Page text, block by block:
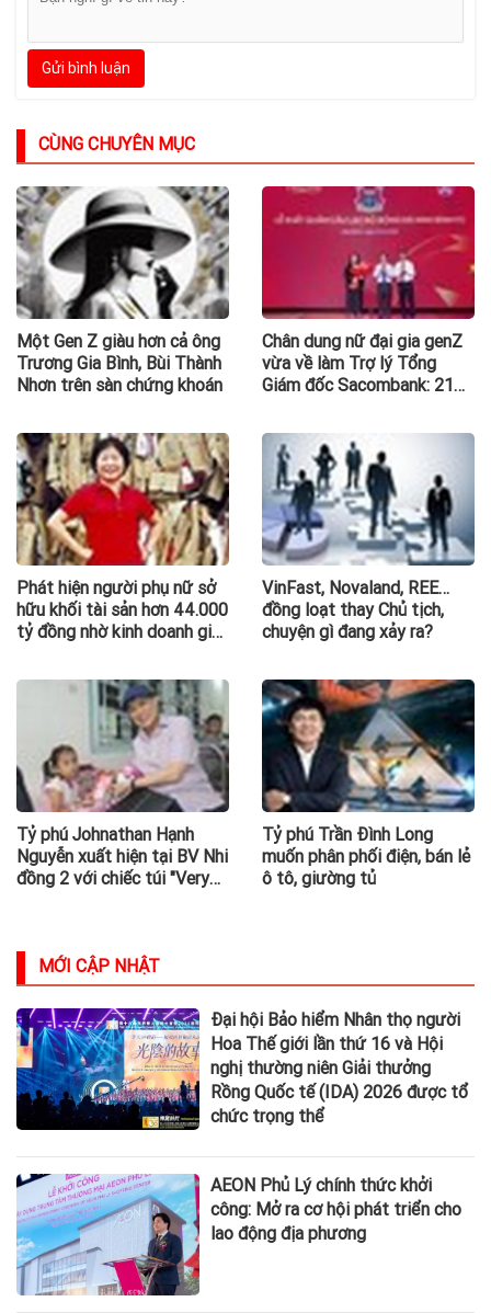
Gửi bình luận
CÙNG CHUYÊN MỤC
Một Gen Z giàu hơn cả ông
Trương Gia Bình, Bùi Thành
Nhơn trên sàn chứng khoán
Chân dung nữ đại gia genZ
vừa về làm Trợ lý Tổng
Giám đốc Sacombank: 21
doanh nghiệp hàng không
vũ trụ, nắm giữ khối tài sản
hàng nghìn tỷ
Phát hiện người phụ nữ sở
hữu khối tài sản hơn 44.000
tỷ đồng nhờ kinh doanh giấy
VinFast, Novaland, REE…
đồng loạt thay Chủ tịch,
chuyện gì đang xảy ra?
Tỷ phú Johnathan Hạnh
Nguyễn xuất hiện tại BV Nhi
đồng 2 với chiếc túi "Very
Tỷ phú Trần Đình Long
muốn phân phối điện, bán lẻ
ô tô, giường tủ
MỚI CẬP NHẬT
Đại hội Bảo hiểm Nhân thọ người
Hoa Thế giới lần thứ 16 và Hội
nghị thường niên Giải thưởng
Rồng Quốc tế (IDA) 2026 được tổ
chức trọng thể
AEON Phủ Lý chính thức khởi
công: Mở ra cơ hội phát triển cho
lao động địa phương